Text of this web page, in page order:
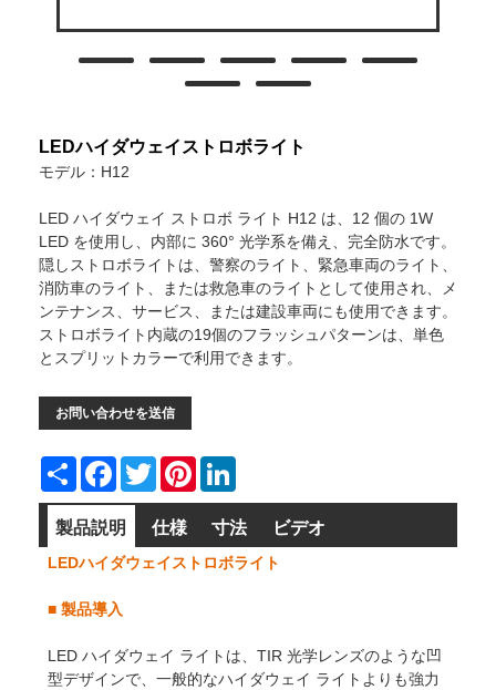
LEDハイダウェイストロボライト
モデル：H12
LED ハイダウェイ ストロボ ライト H12 は、12 個の 1W
LED を使用し、内部に 360° 光学系を備え、完全防水です。
隠しストロボライトは、警察のライト、緊急車両のライト、
消防車のライト、または救急車のライトとして使用され、メ
ンテナンス、サービス、または建設車両にも使用できます。
ストロボライト内蔵の19個のフラッシュパターンは、単色
とスプリットカラーで利用できます。
お問い合わせを送信
Share Facebook
TwitterPinterest
製品説明 仕様 寸法 ビデオ
LEDハイダウェイストロボライト
■ 製品導入
LED ハイダウェイ ライトは、TIR 光学レンズのような凹
型デザインで、一般的なハイダウェイ ライトよりも強力